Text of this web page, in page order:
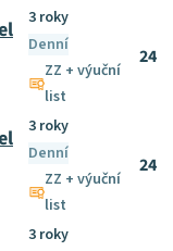
3 roky
Denní
ZZ + výuční
list
24
3 roky
Denní
ZZ + výuční
list
24
3 roky